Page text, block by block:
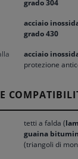
grado 304
acciaio
grado 430
acciaio
protezione
tetti a falda (
guaina
(triangoli di